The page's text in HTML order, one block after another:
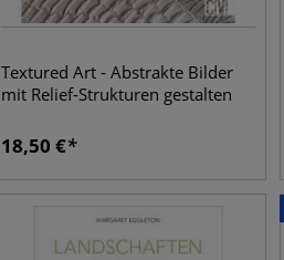
Textured Art - Abstrakte Bilder
mit Relief-Strukturen gestalten
18,50 €